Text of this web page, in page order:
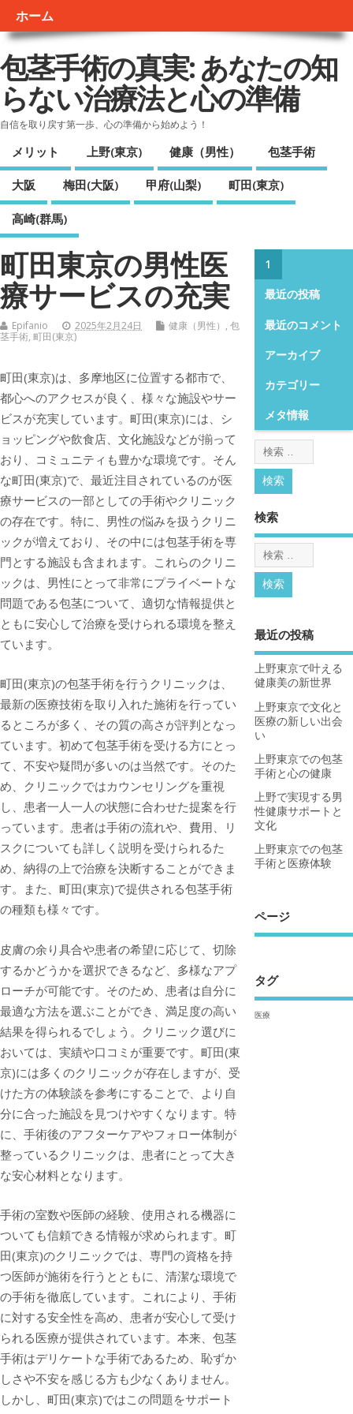
ホーム
包茎手術の真実: あなたの知
らない治療法と心の準備
自信を取り戻す第一歩、心の準備から始めよう！
メリット 上野(東京) 健康（男性） 包茎手術
大阪 梅田(大阪) 甲府(山梨) 町田(東京)
高崎(群馬)
町田東京の男性医
療サービスの充実
Epifanio 2025年2月24日 健康（男性） , 包
茎手術, 町田(東京)
町田(東京)は、多摩地区に位置する都市で、
都心へのアクセスが良く、様々な施設やサー
ビスが充実しています。 町田(東京)には、シ
ョッピングや飲食店、文化施設などが揃って
おり、コミュニティも豊かな環境です。そん
な町田(東京)で、最近注目されているのが医
療サービスの一部としての手術やクリニック
の存在です。特に、男性の悩みを扱うクリニ
ックが増えており、その中には包茎手術を専
門とする施設も含まれます。これらのクリニ
ックは、男性にとって非常にプライベートな
問題である包茎について、適切な情報提供と
ともに安心して治療を受けられる環境を整え
ています。
町田(東京)の包茎手術を行うクリニックは、
最新の医療技術を取り入れた施術を行ってい
るところが多く、その質の高さが評判となっ
ています。初めて包茎手術を受ける方にとっ
て、不安や疑問が多いのは当然です。そのた
め、クリニックではカウンセリングを重視
し、患者一人一人の状態に合わせた提案を行
っています。患者は手術の流れや、費用、リ
スクについても詳しく説明を受けられるた
め、納得の上で治療を決断することができま
す。また、町田(東京)で提供される包茎手術
の種類も様々です。
皮膚の余り具合や患者の希望に応じて、切除
するかどうかを選択できるなど、多様なアプ
ローチが可能です。そのため、患者は自分に
最適な方法を選ぶことができ、満足度の高い
結果を得られるでしょう。クリニック選びに
おいては、実績や口コミが重要です。町田(東
京)には多くのクリニックが存在しますが、受
けた方の体験談を参考にすることで、より自
分に合った施設を見つけやすくなります。特
に、手術後のアフターケアやフォロー体制が
整っているクリニックは、患者にとって大き
な安心材料となります。
手術の室数や医師の経験、使用される機器に
ついても信頼できる情報が求められます。町
田(東京)のクリニックでは、専門の資格を持
つ医師が施術を行うとともに、清潔な環境で
の手術を徹底しています。これにより、手術
に対する安全性を高め、患者が安心して受け
られる医療が提供されています。本来、包茎
手術はデリケートな手術であるため、恥ずか
しさや不安を感じる方も少なくありません。
しかし、町田(東京)ではこの問題をサポート
1
最近の投稿
最近のコメント
アーカイブ
カテゴリー
メタ情報
検索
最近の投稿
上野東京で叶える
健康美の新世界
上野東京で文化と
医療の新しい出会
い
上野東京での包茎
手術と心の健康
上野で実現する男
性健康サポートと
文化
上野東京での包茎
手術と医療体験
ページ
タグ
医療